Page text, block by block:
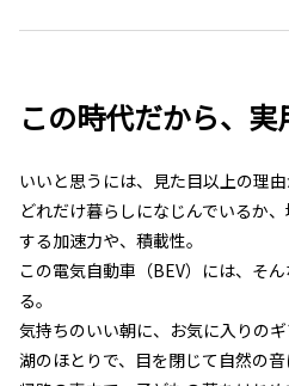
この時代だから、実
いいと思うには、見た目以上の理由
どれだけ暮らしになじんでいるか
する加速力や、積載性。
この電気自動車（BEV）には、そ
る。
気持ちのいい朝に、お気に入りのギ
湖のほとりで、目を閉じて自然の音